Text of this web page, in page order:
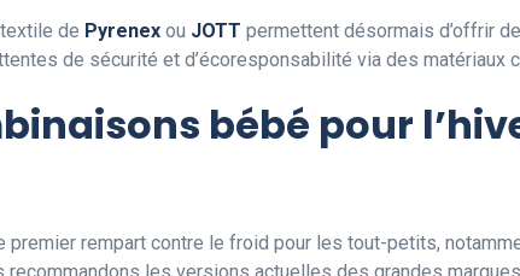
de Pyrenex ou JOTT permettent désormais d’offrir
de sécurité et d’écoresponsabilité via des
bébé pour
premier rempart contre le froid pour les tout-petits,